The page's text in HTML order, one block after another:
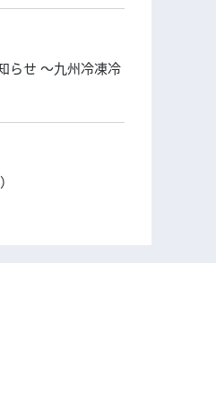
らせ ～九州冷凍冷